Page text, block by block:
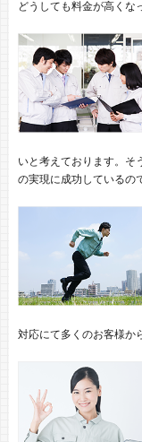
どうしても料金が高くな
いと考えております。そ
の実現に成功しているの
対応にて多くのお客様か